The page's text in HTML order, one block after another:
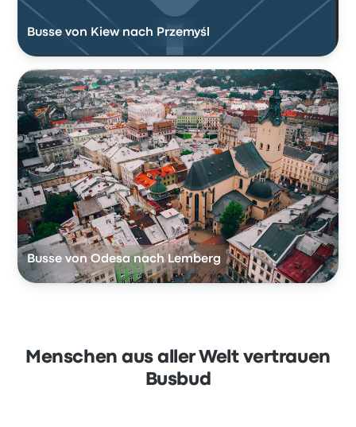
Busse von Kiew nach Przemyśl
Busse von Odesa nach Lemberg
Menschen aus aller Welt vertrauen
Busbud